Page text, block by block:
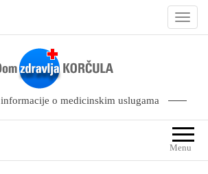
T
l
e
n
o medicinskim uslugama
Menu